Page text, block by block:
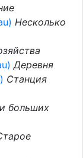
Несколько
Деревня
Станция
больших